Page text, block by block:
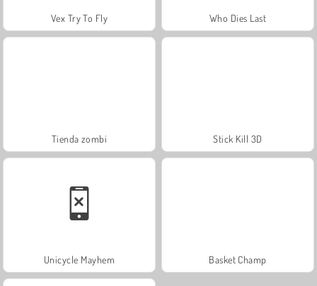
Vex Try To Fly Who Dies Last
Tienda zombi Stick Kill 3D
Unicycle Mayhem Basket Champ